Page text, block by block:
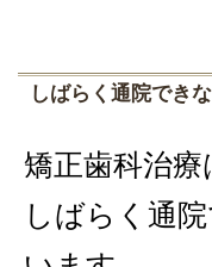
しばらく通院でき
矯正歯科治
しばらく通